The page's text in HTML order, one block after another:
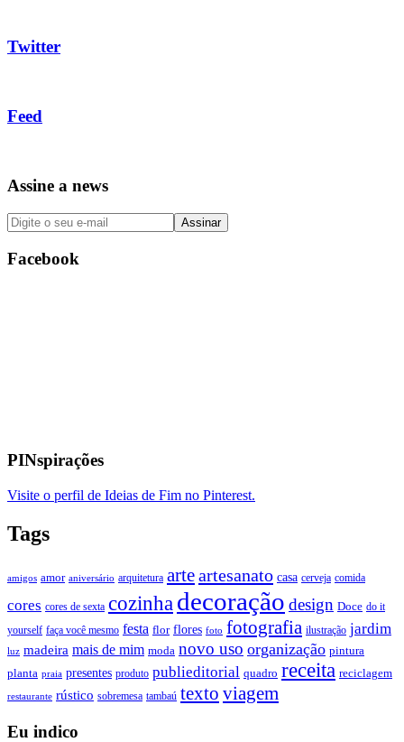
Twitter
Feed
Assine a news
Facebook
PINspirações
Visite o perfil de Ideias de Fim no Pinterest.
Tags
amigos amor aniversário arquitetura arteartesanato casa cerveja comida
cores cores de sexta cozinha decoração design Doce do it
yourself faça você mesmo festa flor flores foto fotografia ilustração jardim
luz madeira mais de mim moda novo uso organização pintura
planta praia presentes produto publieditorial quadro receita reciclagem
restaurante rústico sobremesa tambaú texto viagem
Eu indico